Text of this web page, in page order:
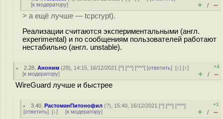
[к модератору] + / –
> а ещё лучше — tcpcrypt).
Реализации считаются экспериментальными (англ.
experimental) и по сообщениям пользователей работают
нестабильно (англ. unstable).
2.28 ,Аноним (28), 14:15, 16/12/2021 [^] [^^] [^^^] [ответить][↓] [↑]
[к модератору]
+4
+ / –
WireGuard лучше и быстрее
3.40 ,РастоманПитонофил (?), 15:40, 16/12/2021 [^] [^^] [^^^]
[ответить] [↓] [к модератору]
+1
+ / –